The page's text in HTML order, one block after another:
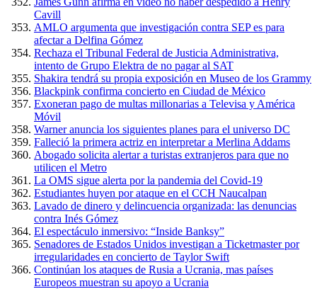
Cavill
AMLO argumenta que investigación contra SEP es para
afectar a Delfina Gómez
Rechaza el Tribunal Federal de Justicia Administrativa,
intento de Grupo Elektra de no pagar al SAT
Shakira tendrá su propia exposición en Museo de los Grammy
Blackpink confirma concierto en Ciudad de México
Exoneran pago de multas millonarias a Televisa y América
Móvil
Warner anuncia los siguientes planes para el universo DC
Falleció la primera actriz en interpretar a Merlina Addams
Abogado solicita alertar a turistas extranjeros para que no
utilicen el Metro
La OMS sigue alerta por la pandemia del Covid-19
Estudiantes huyen por ataque en el CCH Naucalpan
Lavado de dinero y delincuencia organizada: las denuncias
contra Inés Gómez
El espectáculo inmersivo: “Inside Banksy”
Senadores de Estados Unidos investigan a Ticketmaster por
irregularidades en concierto de Taylor Swift
Continúan los ataques de Rusia a Ucrania, mas países
Europeos muestran su apoyo a Ucrania